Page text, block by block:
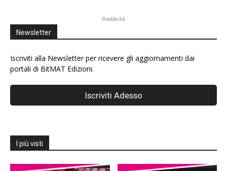
Pubblicità
Newsletter
Iscriviti alla Newsletter per ricevere gli aggiornamenti dai
portali di BitMAT Edizioni.
I più visti